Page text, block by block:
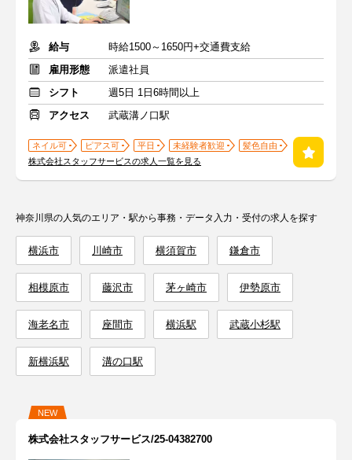
給与
時給1500～1650円+交通費支給
雇用形態
派遣社員
シフト
週5日 1日6時間以上
アクセス
武蔵溝ノ口駅
ネイル可 ピアス可 平日 未経験者歓迎
髪色自由
株式会社スタッフサービスの求人一覧を見る
神奈川県の人気のエリア・駅から事務・データ入力・受付の求人を探す
横浜市 川崎市 横須賀市 鎌倉市
相模原市 藤沢市 茅ヶ崎市 伊勢原市
海老名市 座間市 横浜駅 武蔵小杉駅
新横浜駅 溝の口駅
NEW
株式会社スタッフサービス/25-04382700